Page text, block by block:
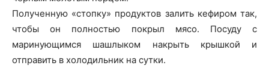
Полученную «стопку» продуктов залить кефиром так,
чтобы он полностью покрыл мясо. Посуду с
маринующимся шашлыком накрыть крышкой и
отправить в холодильник на сутки.